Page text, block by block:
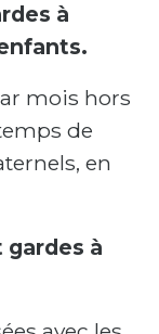
à
mois hors
de
en
à